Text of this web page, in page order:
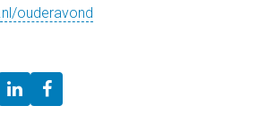
ouderavond